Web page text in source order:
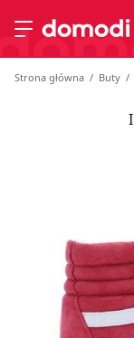
Przełącz menu
Strona główna
Strona główna Buty